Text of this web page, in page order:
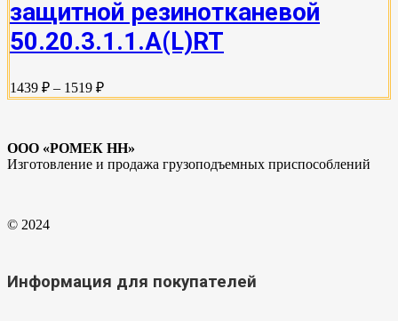
защитной резинотканевой
50.20.3.1.1.А(L)RT
1439 ₽ – 1519 ₽
ООО «РОМЕК НН»
Изготовление и продажа грузоподъемных приспособлений
© 2024
Информация для покупателей